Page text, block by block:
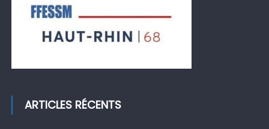
ARTICLES RÉCENTS